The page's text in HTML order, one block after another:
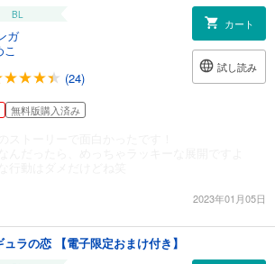
BL
ガ
こ
(24)
カート
試し読み
無料版購入済み
2023年01月05日
ュラの恋 【電子限定おまけ付き】